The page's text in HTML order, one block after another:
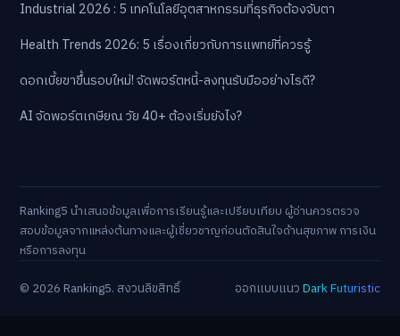
Industrial 2026 : 5 เทคโนโลยีอุตสาหกรรมที่ธุรกิจต้องจับตา
Health Trends 2026: 5 เรื่องเกี่ยวกับการแพทย์ที่ควรรู้
ดอกเบี้ยขาขึ้นรอบใหม่! จัดพอร์ตหนี้-ลงทุนรับมืออย่างไรดี?
AI จัดพอร์ตเกษียณ วัย 40+ ต้องเริ่มยังไง?
Ranking5 นำเสนอข้อมูลเพื่อการเรียนรู้และเปรียบเทียบ ผู้อ่านควรตรวจ
สอบข้อมูลจากแหล่งต้นทางและผู้เชี่ยวชาญก่อนตัดสินใจด้านสุขภาพ การเงิน
หรือการลงทุน
© 2026 Ranking5. สงวนลิขสิทธิ์
ออกแบบแนวDark Futuristic